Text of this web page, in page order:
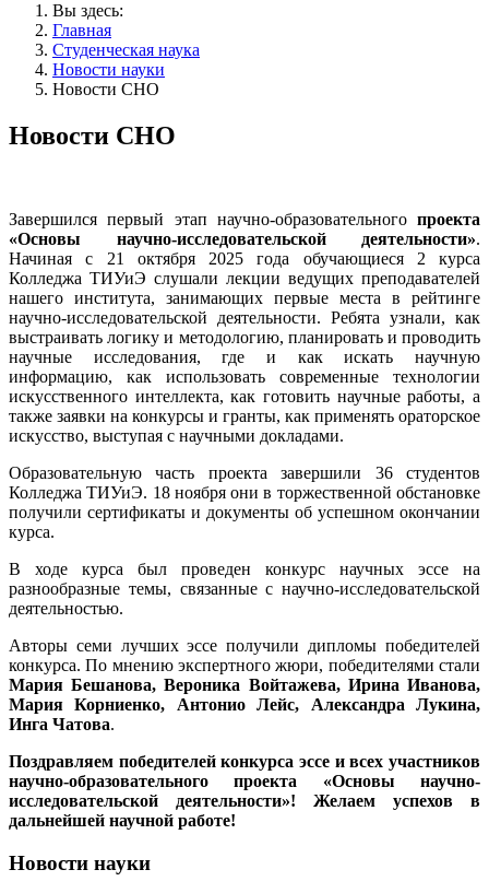
Вы здесь:
Главная
Студенческая наука
Новости науки
Новости СНО
Новости СНО
Завершился первый этап научно-образовательного проекта
«Основы научно-исследовательской деятельности».
Начиная с 21 октября 2025 года обучающиеся 2 курса
Колледжа ТИУиЭ слушали лекции ведущих преподавателей
нашего института, занимающих первые места в рейтинге
научно-исследовательской деятельности. Ребята узнали, как
выстраивать логику и методологию, планировать и проводить
научные исследования, где и как искать научную
информацию, как использовать современные технологии
искусственного интеллекта, как готовить научные работы, а
также заявки на конкурсы и гранты, как применять ораторское
искусство, выступая с научными докладами.
Образовательную часть проекта завершили 36 студентов
Колледжа ТИУиЭ. 18 ноября они в торжественной обстановке
получили сертификаты и документы об успешном окончании
курса.
В ходе курса был проведен конкурс научных эссе на
разнообразные темы, связанные с научно-исследовательской
деятельностью.
Авторы семи лучших эссе получили дипломы победителей
конкурса. По мнению экспертного жюри, победителями стали
Мария Бешанова, Вероника Войтажева, Ирина Иванова,
Мария Корниенко, Антонио Лейс, Александра Лукина,
Инга Чатова.
Поздравляем победителей конкурса эссе и всех участников
научно-образовательного проекта «Основы научно-
исследовательской деятельности»! Желаем успехов в
дальнейшей научной работе!
Новости науки